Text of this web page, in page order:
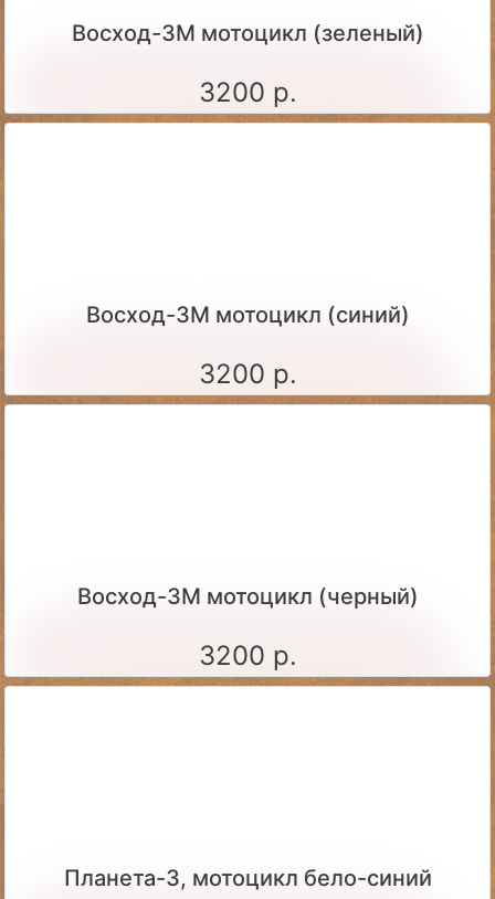
Восход-3М мотоцикл (зеленый)
3200 р.
Восход-3М мотоцикл (синий)
3200 р.
Восход-3М мотоцикл (черный)
3200 р.
Планета-3, мотоцикл бело-синий